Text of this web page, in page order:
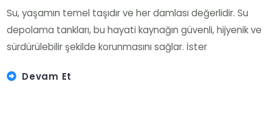
Su, yaşamın temel taşıdır ve her damlası değerlidir. Su
depolama tankları, bu hayati kaynağın güvenli, hijyenik ve
sürdürülebilir şekilde korunmasını sağlar. İster
Devam Et